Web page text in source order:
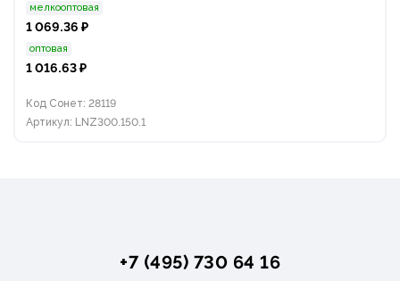
мелкооптовая
1 069.36 ₽
оптовая
1 016.63 ₽
Код Сонет: 28119
Артикул: LNZ300.150.1
+7 (495) 730 64 16